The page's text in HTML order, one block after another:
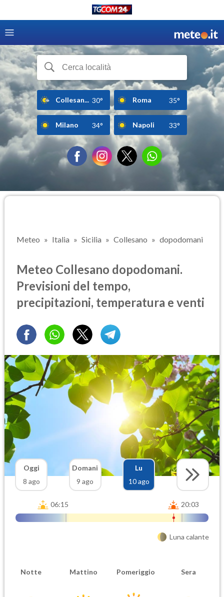
Collesan... 30° Roma 35°
Milano 34° Napoli 33°
Meteo Italia Sicilia Collesano dopodomani
Meteo Collesano dopodomani.
Previsioni del tempo,
precipitazioni, temperatura e venti
Oggi
8 ago
Domani
9 ago
Lu
10 ago
06:15 20:03
Luna calante
Notte Mattino Pomeriggio Sera